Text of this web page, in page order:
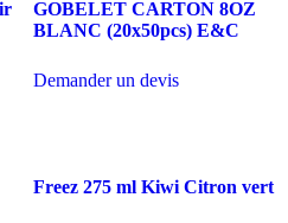
GOBELET CARTON 8OZ
BLANC (20x50pcs) E&C
Demander un devis
Freez 275 ml Kiwi Citron vert